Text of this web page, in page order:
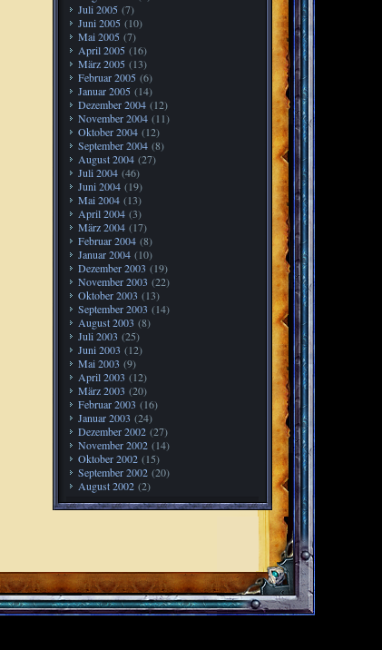
Juli 2005 (7)
Juni 2005 (10)
Mai 2005 (7)
April 2005 (16)
März 2005 (13)
Februar 2005 (6)
Januar 2005 (14)
Dezember 2004 (12)
November 2004 (11)
Oktober 2004 (12)
September 2004 (8)
August 2004 (27)
Juli 2004 (46)
Juni 2004 (19)
Mai 2004 (13)
April 2004 (3)
März 2004 (17)
Februar 2004 (8)
Januar 2004 (10)
Dezember 2003 (19)
November 2003 (22)
Oktober 2003 (13)
September 2003 (14)
August 2003 (8)
Juli 2003 (25)
Juni 2003 (12)
Mai 2003 (9)
April 2003 (12)
März 2003 (20)
Februar 2003 (16)
Januar 2003 (24)
Dezember 2002 (27)
November 2002 (14)
Oktober 2002 (15)
September 2002 (20)
August 2002 (2)